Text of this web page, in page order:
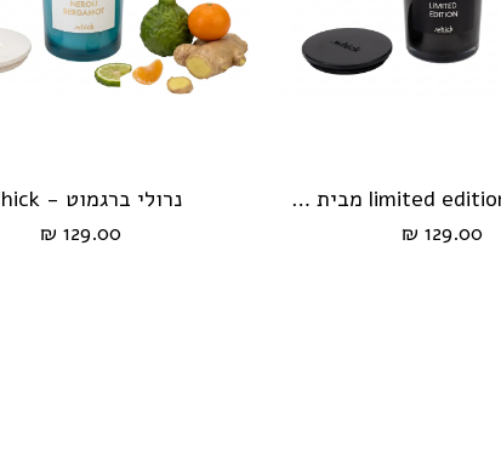
הוספה לעגלה נר בניחוח limited edition מבית Whick
129.00 ₪
הוספה לעגלה
נרולי ברגמוט - Whick
129.00 ₪